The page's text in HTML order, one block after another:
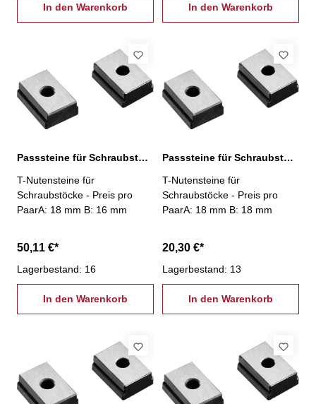
In den Warenkorb In den Warenkorb
Passsteine für Schraubstöcke, 18/16 mm
T-Nutensteine für
Schraubstöcke - Preis pro
PaarA: 18 mm B: 16 mm
50,11 €*
Lagerbestand: 16
In den Warenkorb
Passsteine für Schraubstöcke, 18/18 mm
T-Nutensteine für
Schraubstöcke - Preis pro
PaarA: 18 mm B: 18 mm
20,30 €*
Lagerbestand: 13
In den Warenkorb